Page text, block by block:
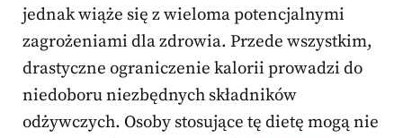
jednak wiąże się z wieloma potencjalnymi
zagrożeniami dla zdrowia. Przede wszystkim,
drastyczne ograniczenie kalorii prowadzi do
niedoboru niezbędnych składników
odżywczych. Osoby stosujące tę dietę mogą nie